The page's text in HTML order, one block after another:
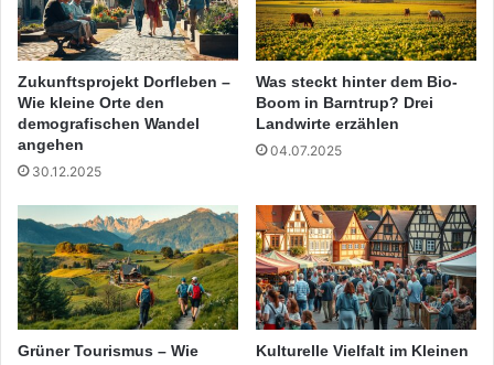
Zukunftsprojekt Dorfleben –
Wie kleine Orte den
demografischen Wandel
angehen
30.12.2025
Was steckt hinter dem Bio-
Boom in Barntrup? Drei
Landwirte erzählen
04.07.2025
Grüner Tourismus – Wie
Kulturelle Vielfalt im Kleinen